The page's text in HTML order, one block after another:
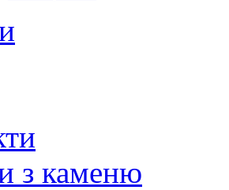
з каменю